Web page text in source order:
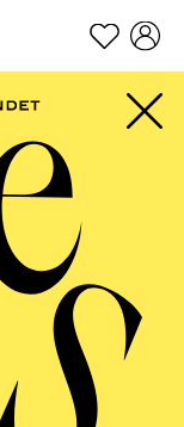
springen
NOW!